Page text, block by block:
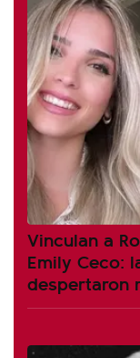
Vinculan a
Emily Ceco:
despertaron